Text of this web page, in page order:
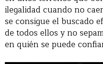
ilegalidad cuando no
se consigue el buscado
de todos ellos y no
en quién se puede